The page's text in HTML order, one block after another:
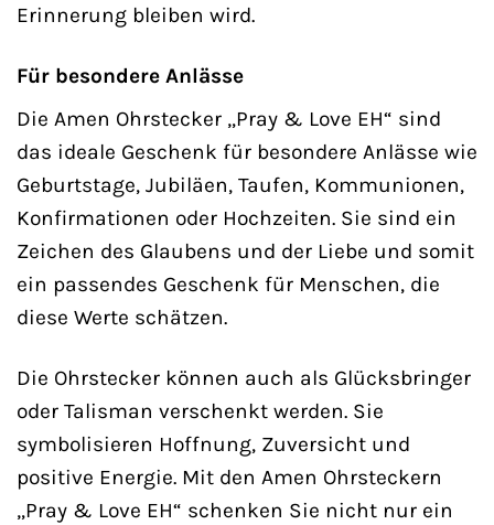
Erinnerung bleiben wird.
Für besondere Anlässe
Die Amen Ohrstecker „Pray & Love EH“ sind
das ideale Geschenk für besondere Anlässe wie
Geburtstage, Jubiläen, Taufen, Kommunionen,
Konfirmationen oder Hochzeiten. Sie sind ein
Zeichen des Glaubens und der Liebe und somit
ein passendes Geschenk für Menschen, die
diese Werte schätzen.
Die Ohrstecker können auch als Glücksbringer
oder Talisman verschenkt werden. Sie
symbolisieren Hoffnung, Zuversicht und
positive Energie. Mit den Amen Ohrsteckern
„Pray & Love EH“ schenken Sie nicht nur ein